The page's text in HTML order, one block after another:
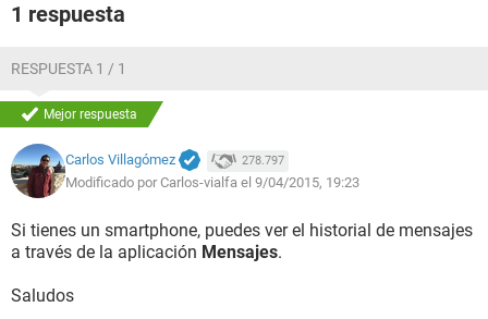
1 respuesta
RESPUESTA 1 / 1
Mejor respuesta
Carlos Villagómez 278.797
Modificado por Carlos-vialfa el 9/04/2015, 19:23
Si tienes un smartphone, puedes ver el historial de mensajes
a través de la aplicación Mensajes.
Saludos